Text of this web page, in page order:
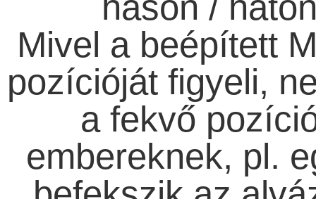
Mivel a beépített
pozícióját figyeli,
a fekvő
embereknek, pl.